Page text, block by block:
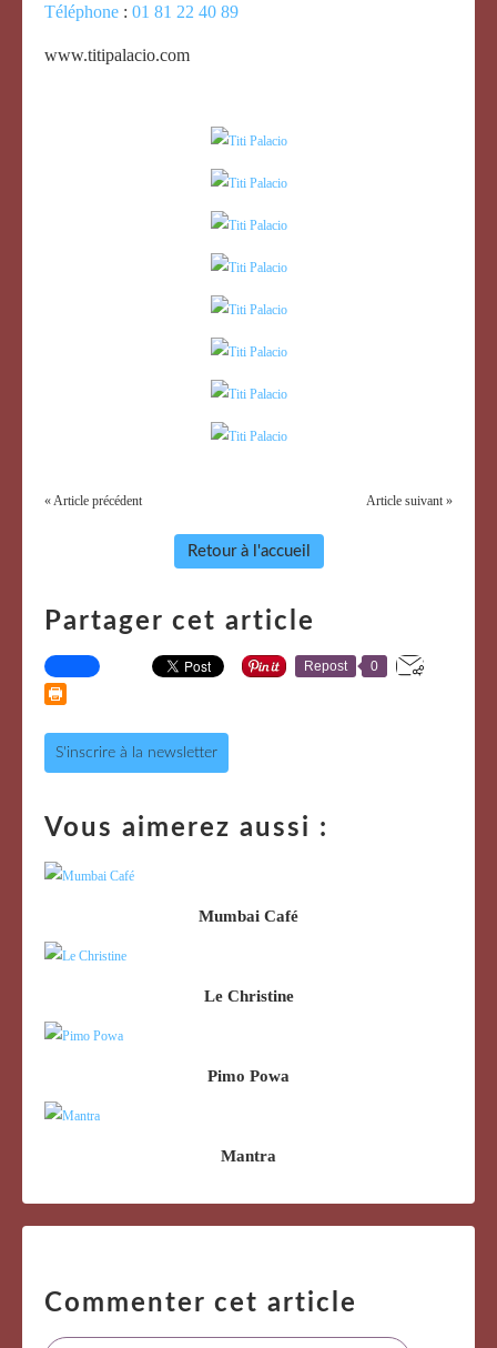
Téléphone : 01 81 22 40 89
www.titipalacio.com
« Article précédent Article suivant »
Retour à l'accueil
Partager cet article
Repost 0
S'inscrire à la newsletter
Vous aimerez aussi :
Mumbai Café
Le Christine
Pimo Powa
Mantra
Commenter cet article